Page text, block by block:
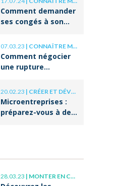
long terme
Comment demander
ses congés à son
07.03.23 | CONNAÎTRE MES DROITS
Comment négocier
une rupture
20.02.23 | CRÉER ET DÉVELOPPER SA BOÎTE
Microentreprises :
préparez-vous à des
28.03.23 | MONTER EN COMPÉTENCE